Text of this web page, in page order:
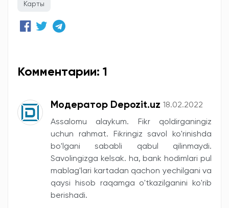
Карты
Комментарии: 1
Модератор Depozit.uz 18.02.2022
Assalomu alaykum. Fikr qoldirganingiz
uchun rahmat. Fikringiz savol ko'rinishda
bo'lgani sababli qabul qilinmaydi.
Savolingizga kelsak. ha, bank hodimlari pul
mablag'lari kartadan qachon yechilgani va
qaysi hisob raqamga o'tkazilganini ko'rib
berishadi.